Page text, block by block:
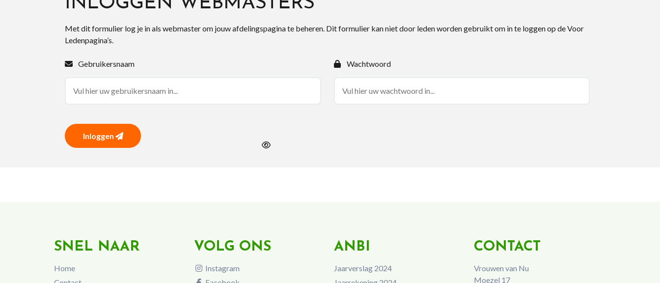
Met dit formulier log je in als webmaster om jouw afdelingspagina te beheren. Dit formulier kan niet door leden worden gebruikt om in te loggen op de Voor
Ledenpagina’s.
Gebruikersnaam Wachtwoord
Inloggen
SNEL NAAR
Home
VOLG ONS
Instagram
ANBI
Jaarverslag 2024
CONTACT
Vrouwen van Nu
Moezel 17